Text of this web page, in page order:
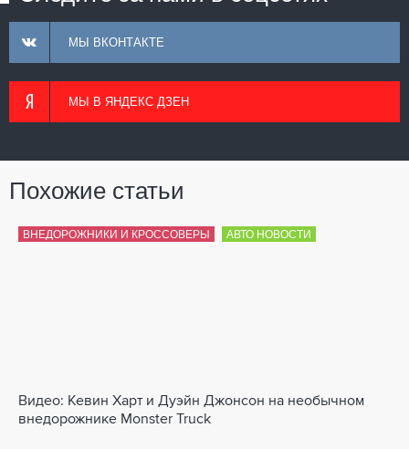
МЫ ВКОНТАКТЕ
МЫ В ЯНДЕКС ДЗЕН
Похожие статьи
ВНЕДОРОЖНИКИ И КРОССОВЕРЫ АВТО НОВОСТИ
Видео: Кевин Харт и Дуэйн Джонсон на необычном
внедорожнике Monster Truck